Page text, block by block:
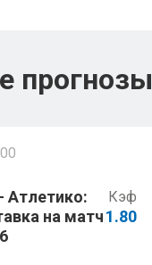
прогнозы
Атлетико:
на матч
Кэф
1.80